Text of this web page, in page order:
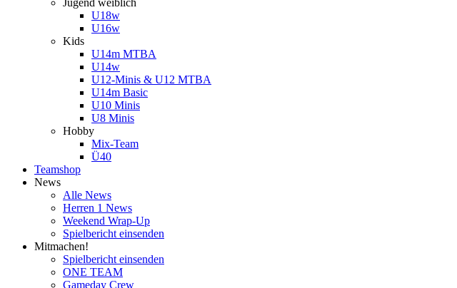
Jugend weiblich
U18w
U16w
Kids
U14m MTBA
U14w
U12-Minis & U12 MTBA
U14m Basic
U10 Minis
U8 Minis
Hobby
Mix-Team
Ü40
Teamshop
News
Alle News
Herren 1 News
Weekend Wrap-Up
Spielbericht einsenden
Mitmachen!
Spielbericht einsenden
ONE TEAM
Gameday Crew